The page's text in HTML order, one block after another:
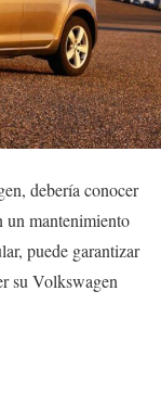
debería conocer
un mantenimiento
puede garantizar
su Volkswagen